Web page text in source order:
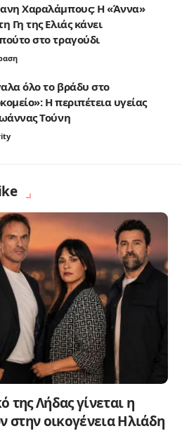
Χαραλάμπους: Η «Άννα»
Γη της Ελιάς κάνει
στο τραγούδι
όλο το βράδυ στο
Η περιπέτεια υγείας
Τούνη
της Λήδας γίνεται η
στην οικογένεια Ηλιάδη